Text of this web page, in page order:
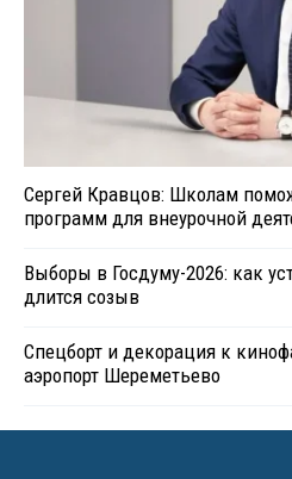
Сергей Кравцов: Школам
программ для внеурочной
Выборы в Госдуму-2026: как
длится созыв
Спецборт и декорация к
аэропорт Шереметьево